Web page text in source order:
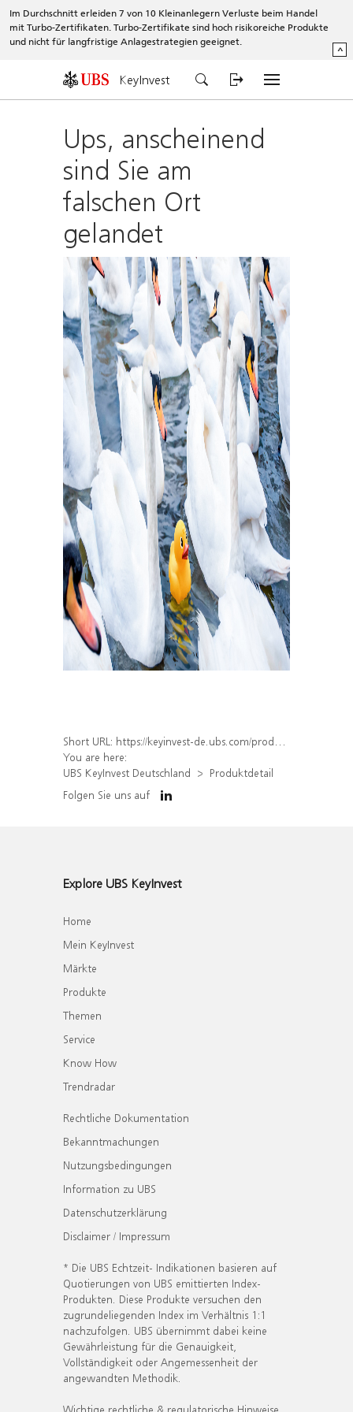
Im Durchschnitt erleiden 7 von 10 Kleinanlegern Verluste beim Handel
mit Turbo-Zertifikaten. Turbo-Zertifikate sind hoch risikoreiche Produkte
und nicht für langfristige Anlagestrategien geeignet.
^
KeyInvest
Ups, anscheinend
sind Sie am
falschen Ort
gelandet
Short URL: https://keyinvest-de.ubs.com/produkt/detail/index/isin/DE000WA8P9U2
You are here:
UBS KeyInvest Deutschland
Produktdetail
Folgen Sie uns auf
Explore UBS KeyInvest
Home
Mein KeyInvest
Märkte
Produkte
Themen
Service
Know How
Trendradar
Rechtliche Dokumentation
Bekanntmachungen
Nutzungsbedingungen
Information zu UBS
Datenschutzerklärung
Disclaimer / Impressum
* Die UBS Echtzeit- Indikationen basieren auf
Quotierungen von UBS emittierten Index-
Produkten. Diese Produkte versuchen den
zugrundeliegenden Index im Verhältnis 1:1
nachzufolgen. UBS übernimmt dabei keine
Gewährleistung für die Genauigkeit,
Vollständigkeit oder Angemessenheit der
angewandten Methodik.